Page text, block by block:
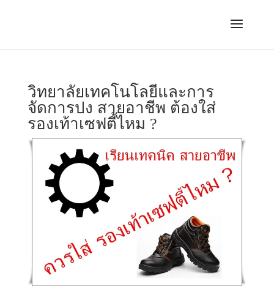
วิทยาลัยเทคโนโลยีและการ
จัดการปง สายอาชีพ ต้องใส่
รองเท้าเซฟตี้ไหม ?